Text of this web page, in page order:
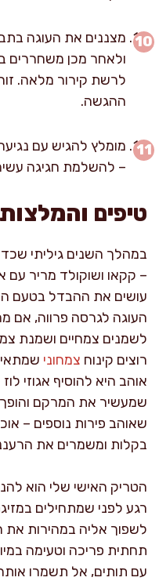
ולאחר מכן משחררים
לרשת קירור מלאה.
ההגשה.
מומלץ להגיש עם
– להשלמת חגיגה
טיפים והמלצות
במהלך השנים גיליתי
– קקאו ושוקולד מריר עם
עושים את ההבדל בטעם
העוגה לגרסה פרווה, אם
לשמנים צמחיים ושמנת
רוצים קינוח צמחוני
אוהב היא להוסיף אגוזי
שמעשיר את המרקם
שאוהב פירות נוספים –
בקלות ומשמרים את
הטריק האישי שלי הוא
רגע לפני שמתחילים
לשפוך אליה במהירות
תחתית פריכה וטעימה
עם תותים, אל תשמרו